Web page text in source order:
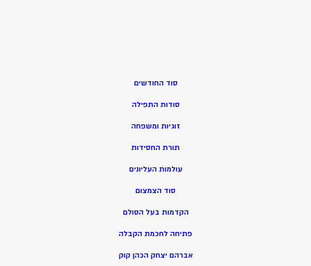
סוד החודשים
סודות התפילה
זוגיות ומשפחה
תורת החסידות
עולמות העליונים
סוד הצמצום
הקדמות בעל הסולם
פתיחה לחכמת הקבלה
אברהם יצחק הכהן קוק